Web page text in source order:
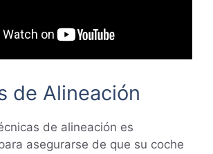
de Alineación
de alineación es
asegurarse de que su coche